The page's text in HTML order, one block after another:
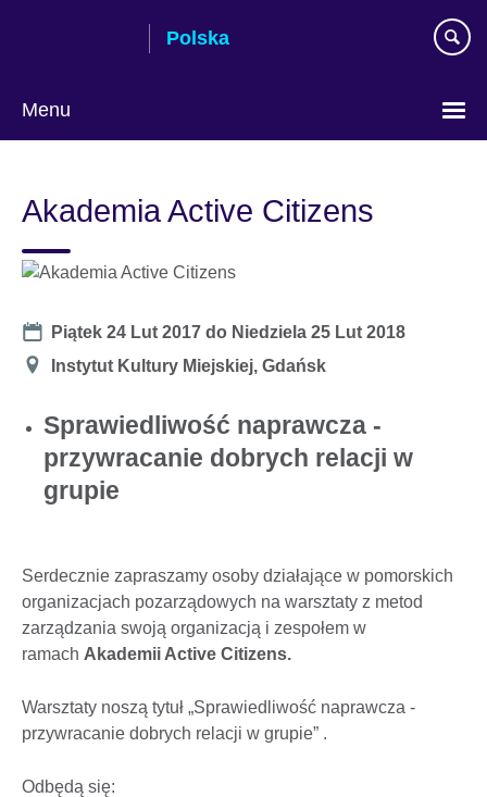
Polska
Menu
Akademia Active Citizens
Date
Piątek 24 Lut 2017 do Niedziela 25 Lut 2018
Miejsce
Instytut Kultury Miejskiej, Gdańsk
Sprawiedliwość naprawcza -
przywracanie dobrych relacji w
grupie
Serdecznie zapraszamy osoby działające w pomorskich
organizacjach pozarządowych na warsztaty z metod
zarządzania swoją organizacją i zespołem w
ramach Akademii Active Citizens.
Warsztaty noszą tytuł „Sprawiedliwość naprawcza -
przywracanie dobrych relacji w grupie” .
Odbędą się: